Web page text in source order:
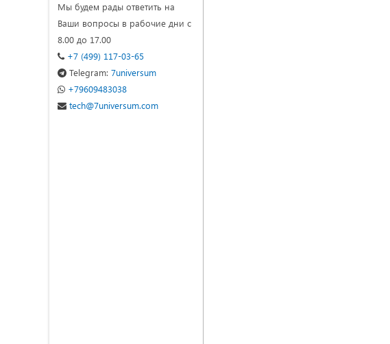
Мы будем рады ответить на
Ваши вопросы в рабочие дни с
8.00 до 17.00
+7 (499) 117-03-65
Telegram: 7universum
+79609483038
tech@7universum.com